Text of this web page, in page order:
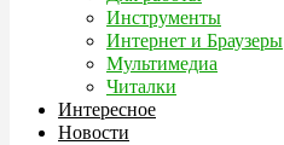
Инструменты
Интернет и Браузеры
Мультимедиа
Читалки
Интересное
Новости